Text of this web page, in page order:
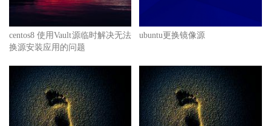
centos8 使用Vault源临时解决无法
换源安装应用的问题
ubuntu更换镜像源